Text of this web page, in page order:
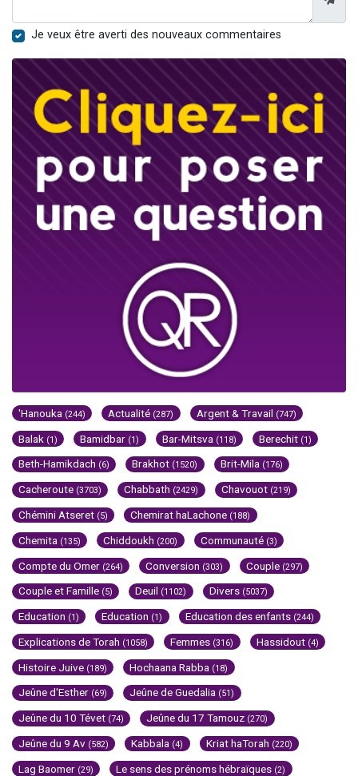
Je veux être averti des nouveaux commentaires
'Hanouka (244) Actualité (287) Argent & Travail (747)
Balak (1) Bamidbar (1) Bar-Mitsva (118) Berechit (1)
Beth-Hamikdach (6) Brakhot (1520) Brit-Mila (176)
Cacheroute (3703) Chabbath (2429) Chavouot (219)
Chémini Atseret (5) Chemirat haLachone (188)
Chemita (135) Chiddoukh (200) Communauté (3)
Compte du Omer (264) Conversion (303) Couple (297)
Couple et Famille (5) Deuil (1102) Divers (5037)
Education (1) Education (1) Education des enfants (244)
Explications de Torah (1058) Femmes (316) Hassidout (4)
Histoire Juive (189) Hochaana Rabba (18)
Jeûne d'Esther (69) Jeûne de Guedalia (51)
Jeûne du 10 Tévet (74) Jeûne du 17 Tamouz (270)
Jeûne du 9 Av (582) Kabbala (4) Kriat haTorah (220)
Lag Baomer (29) Le sens des prénoms hébraïques (2)